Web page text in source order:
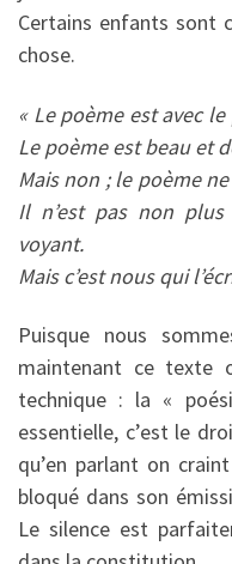
Certains enfants sont
chose.
« Le poème est avec
Le poème est beau et
Mais non ; le poème
Il n’est pas non
voyant.
Mais c’est nous qui
Puisque nous
maintenant ce texte
technique : la «
essentielle, c’est le
qu’en parlant on
bloqué dans son
Le silence est